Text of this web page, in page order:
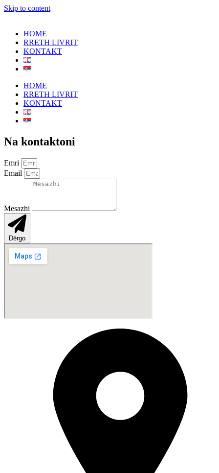
Skip to content
HOME
RRETH LIVRIT
KONTAKT
HOME
RRETH LIVRIT
KONTAKT
Na kontaktoni
Emri
Email
Mesazhi
Dërgo